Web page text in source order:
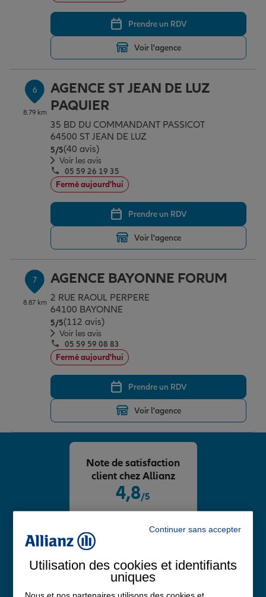
Prendre un RDV
Voir l'agence
6
8.79 km
AGENCE ST JEAN DE LUZ
PAQUIER
35 BD DU COMMANDANT PASSICOT
64500 ST JEAN DE LUZ
5/5Note de 5 sur 5
(40 avis)
Voir les avis
05 59 26 19 35
Fermé aujourd'hui
Prendre un RDV
Voir l'agence
7
8.87 km
AGENCE BAYONNE FORUM
2 RUE RAOUL PERPERE
64100 BAYONNE
5/5Note de 5 sur 5
(112 avis)
Voir les avis
05 59 59 08 83
Fermé aujourd'hui
Prendre un RDV
Voir l'agence
4,8/5
Note de satisfaction
client chez Allianz
Continuer sans accepter
Utilisation des cookies et identifiants
uniques
Nous et nos partenaires utilisons des cookies et